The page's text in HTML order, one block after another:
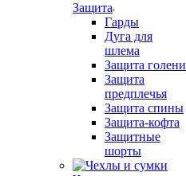
Защита
Гарды
Дуга для
шлема
Защита голени
Защита
предплечья
Защита спины
Защита-кофта
Защитные
шорты